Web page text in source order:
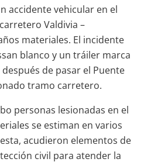
accidente vehicular en el
Valdivia –
materiales. El incidente
blanco y un tráiler marca
de pasar el Puente
tramo carretero.
personas lesionadas en el
se estiman en varios
acudieron elementos de
civil para atender la